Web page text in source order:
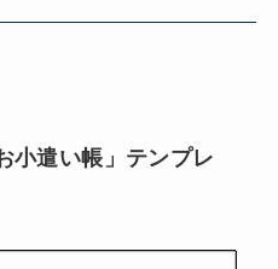
小遣い帳」テンプレ